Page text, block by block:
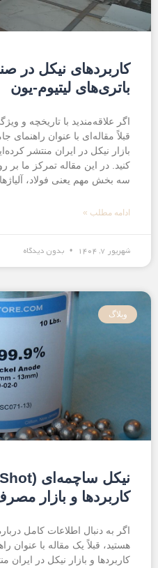
کاربردهای نیکل در
باتری‌های لیتیوم-یون
اگر علاقه‌مندید با تاریخچه و
قبلاً مقاله‌ای با عنوان راهنمای
بازار نیکل در ایران منتشر
کنید. در این مقاله تمرکز ما
سه بخش مهم یعنی فولاد،
ادامه مطلب »
شهریور ۷, ۱۴۰۴ بدون دیدگاه
وبلاگ
کاربردها و بازار
اگر به دنبال اطلاعات کامل
هستید، قبلاً یک مقاله با عنوان
کاربردها و بازار نیکل در ایران